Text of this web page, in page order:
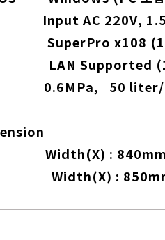
AC 220V,
x108 (10세대
Supported
50 liter/
: 840mm /
: 850mm /